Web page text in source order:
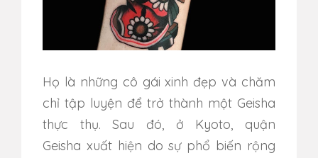
Họ là những cô gái xinh đẹp và chăm
chỉ tập luyện để trở thành một Geisha
thực thụ. Sau đó, ở Kyoto, quận
Geisha xuất hiện do sự phổ biến rộng